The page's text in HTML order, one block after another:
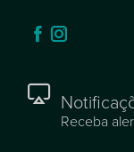
Receba